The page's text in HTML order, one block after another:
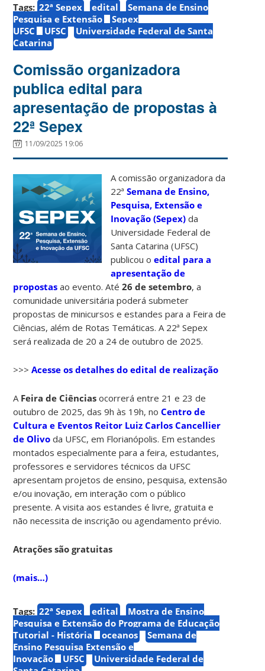
Tags: 22ª Sepex edital
Semana de Ensino
Pesquisa e Extensão
Sepex
UFSC
UFSC
Universidade Federal de Santa
Catarina
Comissão organizadora
publica edital para
apresentação de propostas à
22ª Sepex
11/09/2025 19:06
A comissão organizadora da
22ªSemana de Ensino,
Pesquisa, Extensão e
Inovação (Sepex) da
Universidade Federal de
Santa Catarina (UFSC)
publicou oedital para a
apresentação de
propostas ao evento. Até26 de setembro, a
comunidade universitária poderá submeter
propostas de minicursos e estandes para a Feira de
Ciências, além de Rotas Temáticas. A 22ª Sepex
será realizada de 20 a 24 de outubro de 2025.
>>>Acesse os detalhes do edital de realização
A Feira de Ciências ocorrerá entre 21 e 23 de
outubro de 2025, das 9h às 19h, noCentro de
Cultura e Eventos Reitor Luiz Carlos Cancellier
de Olivo da UFSC, em Florianópolis. Em estandes
montados especialmente para a feira, estudantes,
professores e servidores técnicos da UFSC
apresentam projetos de ensino, pesquisa, extensão
e/ou inovação, em interação com o público
presente. A visita aos estandes é livre, gratuita e
não necessita de inscrição ou agendamento prévio.
Atrações são gratuitas
(mais…)
Tags: 22ª Sepex edital
Mostra de Ensino
Pesquisa e Extensão do Programa de Educação
Tutorial - História
oceanos
Semana de
Ensino Pesquisa Extensão e
Inovação
UFSC
Universidade Federal de